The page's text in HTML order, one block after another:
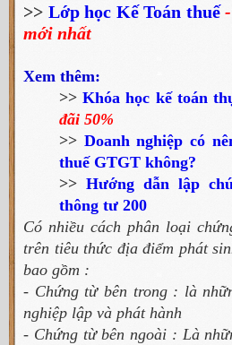
>> Lớp học Kế Toán thuế
mới nhất
Xem thêm:
>>Khóa học kế toán
đãi 50%
>> Doanh nghiệp có
thuế GTGT không?
>> Hướng dẫn lập
thông tư 200
Có nhiều cách phân loại
trên tiêu thức địa điểm phát
bao gồm :
- Chứng từ bên trong : là
nghiệp lập và phát hành
- Chứng từ bên ngoài : Là